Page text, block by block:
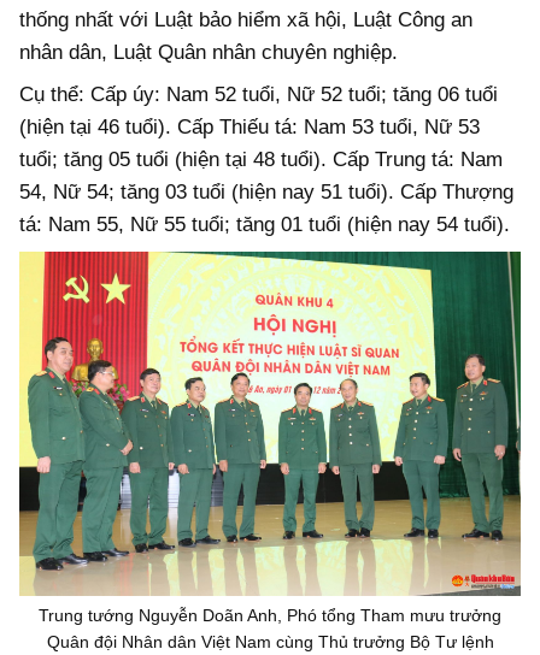
thống nhất với Luật bảo hiểm xã hội, Luật Công an
nhân dân, Luật Quân nhân chuyên nghiệp.
Cụ thể: Cấp úy: Nam 52 tuổi, Nữ 52 tuổi; tăng 06 tuổi
(hiện tại 46 tuổi). Cấp Thiếu tá: Nam 53 tuổi, Nữ 53
tuổi; tăng 05 tuổi (hiện tại 48 tuổi). Cấp Trung tá: Nam
54, Nữ 54; tăng 03 tuổi (hiện nay 51 tuổi). Cấp Thượng
tá: Nam 55, Nữ 55 tuổi; tăng 01 tuổi (hiện nay 54 tuổi).
Trung tướng Nguyễn Doãn Anh, Phó tổng Tham mưu trưởng
Quân đội Nhân dân Việt Nam cùng Thủ trưởng Bộ Tư lệnh